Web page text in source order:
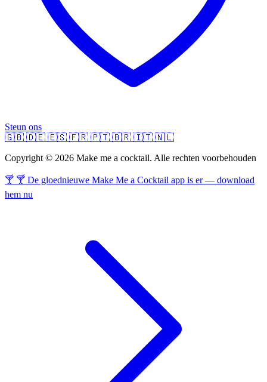
Steun ons
🇬🇧 🇩🇪 🇪🇸 🇫🇷 🇵🇹 🇧🇷 🇮🇹 🇳🇱
Copyright © 2026 Make me a cocktail. Alle rechten voorbehouden
🍸 🍸 De gloednieuwe Make Me a Cocktail app is er — download
hem nu